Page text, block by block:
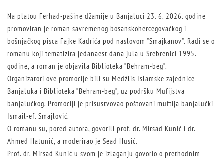
Na platou Ferhad-pašine džamije u Banjaluci 23. 6. 2026. godine
promoviran je roman savremenog bosanskohercegovačkog i
bošnjačkog pisca Fajke Kadrića pod naslovom ”Smajkanov”. Radi se o
romanu koji tematizira jedanaest dana jula u Srebrenici 1995.
godine, a roman je objavila Biblioteka ”Behram-beg”.
Organizatori ove promocije bili su Medžlis Islamske zajednice
Banjaluka i Biblioteka ”Behram-beg”, uz podršku Mufijstva
banjalučkog. Promociji je prisustvovao poštovani muftija banjalučki
Ismail-ef. Smajlović.
O romanu su, pored autora, govorili prof. dr. Mirsad Kunić i dr.
Ahmed Hatunić, a moderirao je Sead Husić.
Prof. dr. Mirsad Kunić u svom je izlaganju govorio o prethodnim